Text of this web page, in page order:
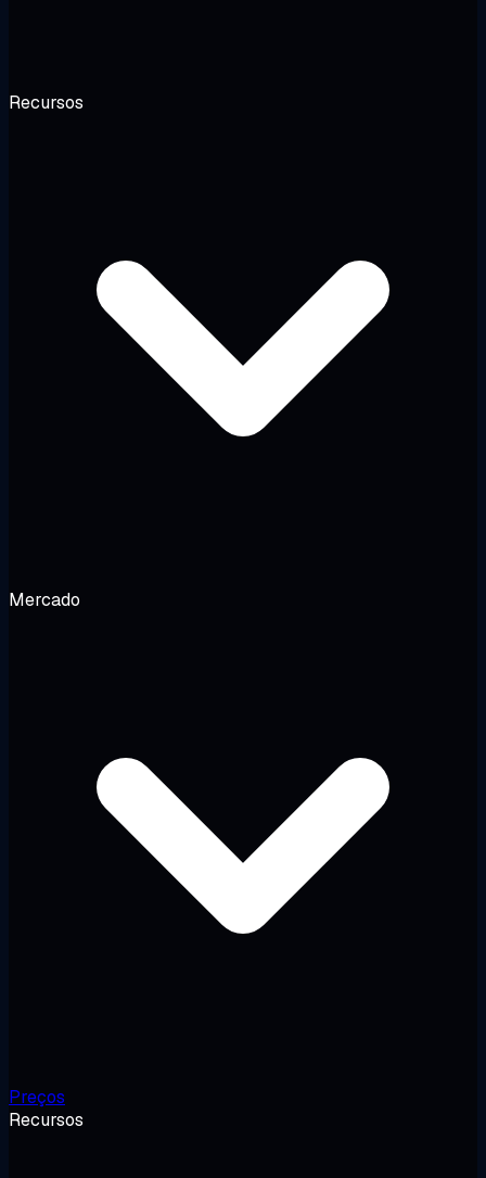
Recursos
Mercado
Preços
Recursos